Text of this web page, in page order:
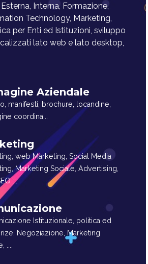
Interna, Formazione,
Technology, Marketing,
per Enti ed Istituzioni, sviluppo
lato web e lato desktop,
Aziendale
manifesti, brochure, locandine,
coordina...
web Marketing, Social Media
Marketing Sociale, Advertising,
...
Istituzionale, politica ed
Negoziazione, Marketing
....